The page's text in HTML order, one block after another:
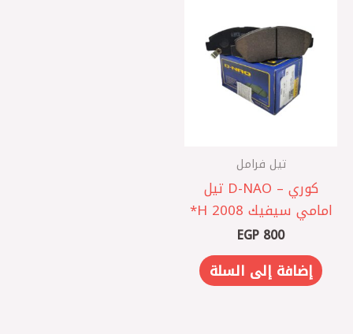
تيل فرامل
كوري – D-NAO تيل
امامي سيفيك 2008 H*
EGP 800
إضافة إلى السلة